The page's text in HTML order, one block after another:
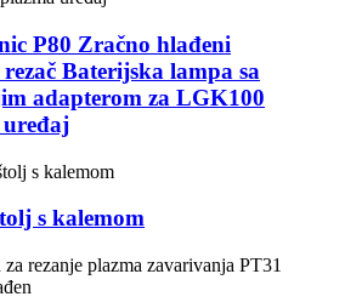
P80 Zračno hlađeni
Baterijska lampa sa
adapterom za LGK100
s kalemom